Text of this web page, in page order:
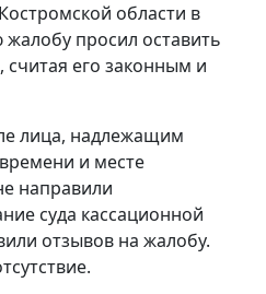
области в
просил оставить
его законным и
лица, надлежащим
и месте
направили
суда кассационной
отзывов на жалобу.